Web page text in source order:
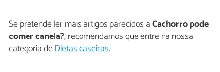
Se pretende ler mais artigos parecidos aCachorro pode
comer canela?, recomendamos que entre na nossa
categoria deDietas caseiras.